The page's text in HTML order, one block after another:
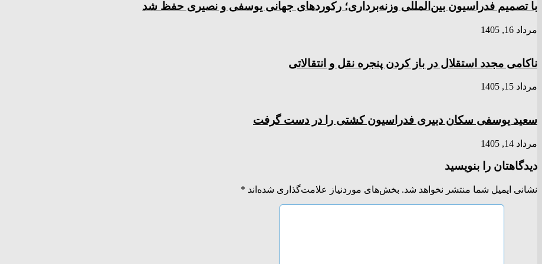
با تصمیم فدراسیون بین‌المللی وزنه‌برداری؛ رکورد‌های جهانی یوسفی و نصیری حفظ شد
مرداد 16, 1405
ناکامی مجدد استقلال در باز کردن پنجره نقل و انتقالاتی
مرداد 15, 1405
سعید یوسفی سکان دبیری فدراسیون کشتی را در دست گرفت
مرداد 14, 1405
دیدگاهتان را بنویسید
نشانی ایمیل شما منتشر نخواهد شد. بخش‌های موردنیاز علامت‌گذاری شده‌اند *